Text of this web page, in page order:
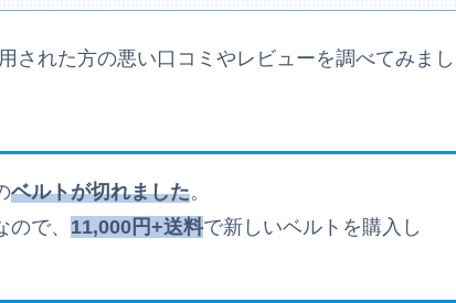
された方の悪い口コミやレビューを調べてみまし
ベルトが切れました。
で、 11,000円+送料で新しいベルトを購入し